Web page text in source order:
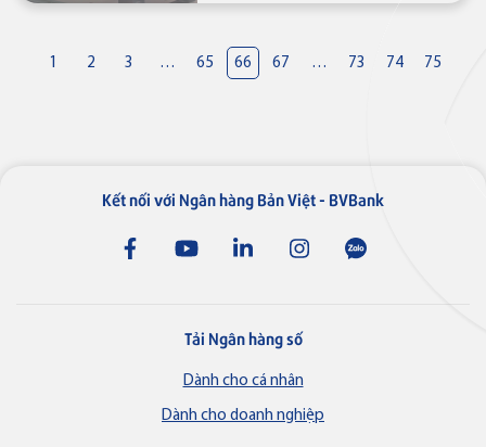
1 2 3 … 65 66 67 … 73 74 75
Kết nối với Ngân hàng Bản Việt - BVBank
Tải Ngân hàng số
Dành cho cá nhân
Dành cho doanh nghiệp